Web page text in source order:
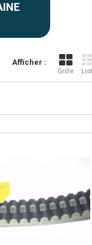
Afficher :
Grille